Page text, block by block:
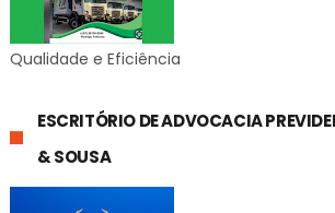
Qualidade e Eficiência
ESCRITÓRIO DE ADVOCACIA
& SOUSA